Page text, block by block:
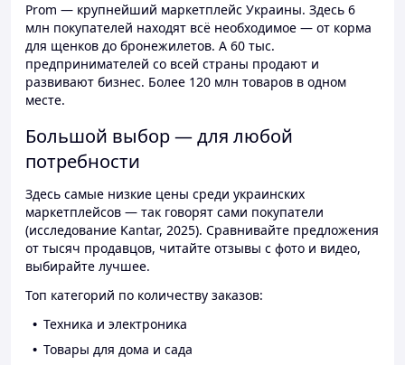
Prom — крупнейший маркетплейс Украины. Здесь 6
млн покупателей находят всё необходимое — от корма
для щенков до бронежилетов. А 60 тыс.
предпринимателей со всей страны продают и
развивают бизнес. Более 120 млн товаров в одном
месте.
Большой выбор — для любой
потребности
Здесь самые низкие цены среди украинских
маркетплейсов — так говорят сами покупатели
(исследование Kantar, 2025). Сравнивайте предложения
от тысяч продавцов, читайте отзывы с фото и видео,
выбирайте лучшее.
Топ категорий по количеству заказов:
Техника и электроника
Товары для дома и сада